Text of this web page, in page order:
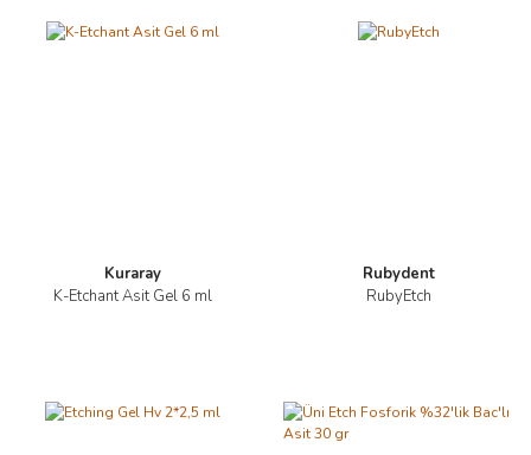
Kuraray
K-Etchant Asit Gel 6 ml
Rubydent
RubyEtch